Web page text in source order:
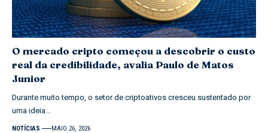
O mercado cripto começou a descobrir o custo
real da credibilidade, avalia Paulo de Matos
Junior
Durante muito tempo, o setor de criptoativos cresceu sustentado por
uma ideia…
NOTÍCIAS MAIO 26, 2026